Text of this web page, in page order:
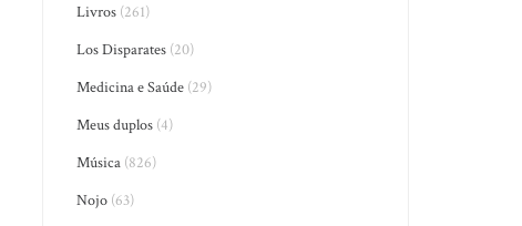
Livros (261)
Los Disparates (20)
Medicina e Saúde (29)
Meus duplos (4)
Música (826)
Nojo (63)